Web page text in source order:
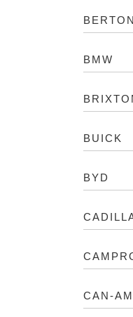
BMW
BUICK
BYD
CAN-AM